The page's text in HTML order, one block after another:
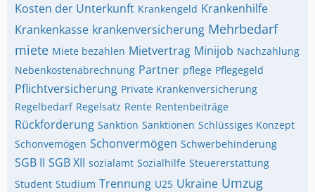
Kosten der Unterkunft Krankengeld Krankenhilfe
Krankenkasse krankenversicherung Mehrbedarf
miete Miete bezahlen Mietvertrag Minijob Nachzahlung
Nebenkostenabrechnung Partner pflege Pflegegeld
Pflichtversicherung Private Krankenversicherung
Regelbedarf Regelsatz Rente Rentenbeiträge
Rückforderung Sanktion Sanktionen Schlüssiges Konzept
Schonvemögen Schonvermögen Schwerbehinderung
SGB II SGB XII sozialamt Sozialhilfe Steuererstattung
Student Studium Trennung U25 Ukraine Umzug